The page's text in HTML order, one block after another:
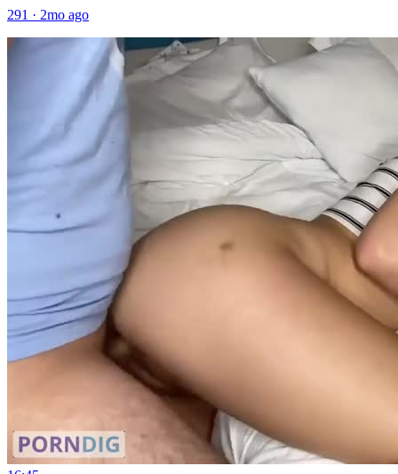
291 · 2mo ago